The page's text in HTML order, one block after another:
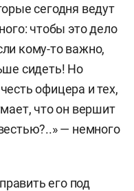
сегодня ведут
чтобы это дело
кому-то важно,
сидеть! Но
офицера и тех,
что он вершит
— немного
его под